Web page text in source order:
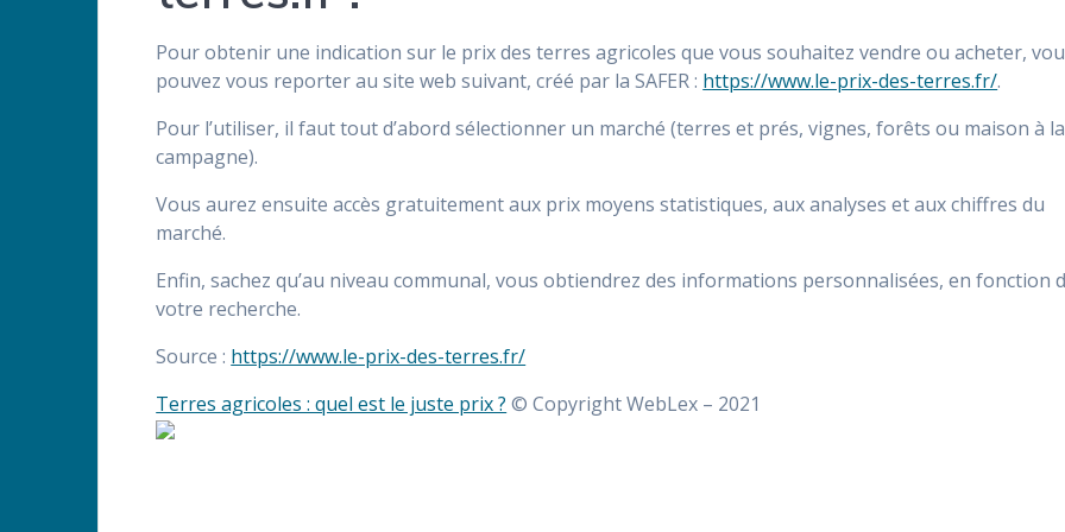
Pour obtenir une indication sur le prix des terres agricoles que vous souhaitez vendre ou acheter,
pouvez vous reporter au site web suivant, créé par la SAFER : https://www.le-prix-des-terres.fr/.
Pour l’utiliser, il faut tout d’abord sélectionner un marché (terres et prés, vignes, forêts ou maison à la
campagne).
Vous aurez ensuite accès gratuitement aux prix moyens statistiques, aux analyses et aux chiffres du
marché.
Enfin, sachez qu’au niveau communal, vous obtiendrez des informations personnalisées, en fonction
votre recherche.
Source : https://www.le-prix-des-terres.fr/
Terres agricoles : quel est le juste prix ? © Copyright WebLex – 2021